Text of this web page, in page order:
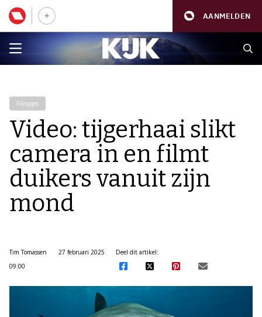
AANMELDEN
Filmpjes
Video: tijgerhaai slikt
camera in en filmt
duikers vanuit zijn
mond
Tim Tomassen
27 februari 2025
09:00
Deel dit artikel: